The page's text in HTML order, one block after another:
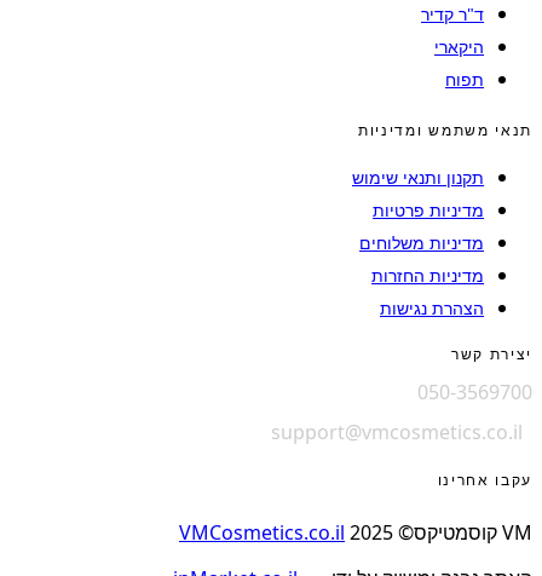
ד"ר קדיר
היקארי
תפוח
תנאי משתמש ומדיניות
תקנון ותנאי שימוש
מדיניות פרטיות
מדיניות משלוחים
מדיניות החזרות
הצהרת נגישות
יצירת קשר
050-3569700
support@vmcosmetics.co.il
עקבו אחרינו
VM קוסמטיקס© 2025
VMCosmetics.co.il